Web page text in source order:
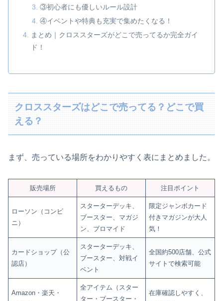
③初心者にも優しいルール設計
④イベントや特典も充実で集めたくなる！
まとめ｜クロススターズがどこで売ってるか完全ガイ
ド！
クロススターズはどこで売ってる？どこで買
える？
まず、売っている場所をわかりやすく表にまとめました。
販売場所 買えるもの 注目ポイント
ローソン（コンビ
ニ）
スターターデッキ、
ブースター、マガジ
ン、ブロマイド
限定ジャンボカード
付きマガジンが大人
気！
カードショップ（公
認店）
スターターデッキ、
ブースター、対戦イ
ベント
全国約500店舗、公式
サイトで検索可能
Amazon・楽天・
全アイテム（スター
ター・ブースター・
在庫確認しやすく、